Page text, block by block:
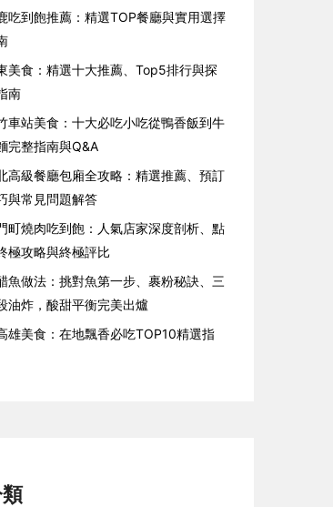
吃到飽推薦：精選TOP餐廳與實用選擇
美食：精選十大推薦、Top5排行與探
南
車站美食：十大必吃小吃從鴨香飯到牛
完整指南與Q&A
高級餐廳包廂全攻略：精選推薦、預訂
與常見問題解答
町燒肉吃到飽：人氣店家深度剖析、點
極攻略與終極評比
魚做法：挑對魚第一步、裹粉秘訣、三
油炸，酸甜平衡完美出爐
雄美食：在地飄香必吃TOP10精選指